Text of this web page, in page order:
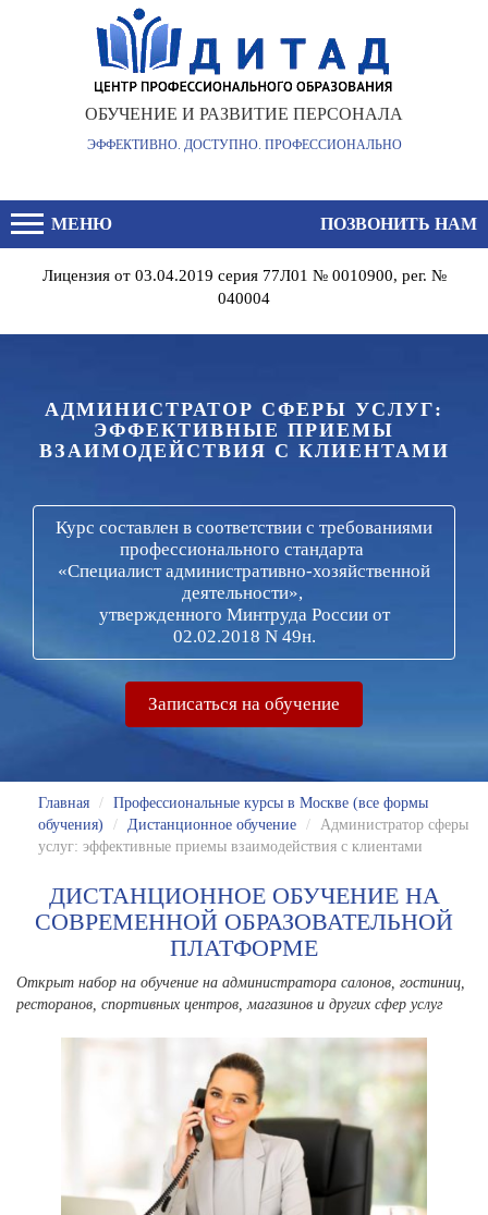
ОБУЧЕНИЕ И РАЗВИТИЕ ПЕРСОНАЛА
ЭФФЕКТИВНО. ДОСТУПНО. ПРОФЕССИОНАЛЬНО
МЕНЮ ПОЗВОНИТЬ НАМ
Лицензия от 03.04.2019 серия 77Л01 № 0010900, рег. №
040004
АДМИНИСТРАТОР СФЕРЫ УСЛУГ:
ЭФФЕКТИВНЫЕ ПРИЕМЫ
ВЗАИМОДЕЙСТВИЯ С КЛИЕНТАМИ
Курс составлен в соответствии с требованиями
профессионального стандарта
«Специалист административно-хозяйственной
деятельности»,
утвержденного Минтруда России от
02.02.2018 N 49н.
Записаться на обучение
Главная / Профессиональные курсы в Москве (все формы
обучения)
/ Дистанционное обучение / Администратор сферы
услуг: эффективные приемы взаимодействия с клиентами
ДИСТАНЦИОННОЕ ОБУЧЕНИЕ НА
СОВРЕМЕННОЙ ОБРАЗОВАТЕЛЬНОЙ
ПЛАТФОРМЕ
Открыт набор на обучение на администратора салонов, гостиниц,
ресторанов, спортивных центров, магазинов и других сфер услуг